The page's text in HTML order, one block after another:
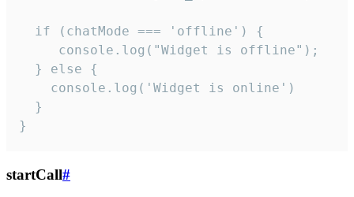
  if (chatMode === 'offline') {
     console.log("Widget is offline");
  } else {
    console.log('Widget is online')
  }
}
startCall#